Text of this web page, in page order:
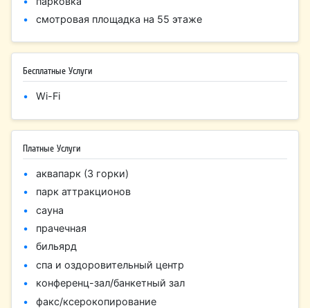
смотровая площадка на 55 этаже
Бесплатные Услуги
Wi-Fi
Платные Услуги
аквапарк (3 горки)
парк аттракционов
сауна
прачечная
бильярд
спа и оздоровительный центр
конференц-зал/банкетный зал
факс/ксерокопирование